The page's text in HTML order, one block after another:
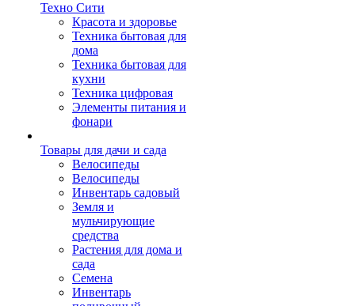
Техно Сити
Красота и здоровье
Техника бытовая для
дома
Техника бытовая для
кухни
Техника цифровая
Элементы питания и
фонари
Товары для дачи и сада
Велосипеды
Велосипеды
Инвентарь садовый
Земля и
мульчирующие
средства
Растения для дома и
сада
Семена
Инвентарь